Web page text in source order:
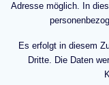
Adresse möglich. In
Es erfolgt in diesem
Dritte. Die Daten